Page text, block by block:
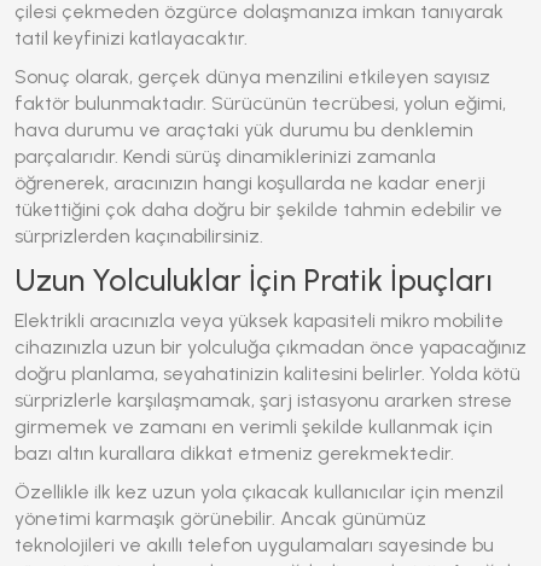
çilesi çekmeden özgürce dolaşmanıza imkan tanıyarak
tatil keyfinizi katlayacaktır.
Sonuç olarak, gerçek dünya menzilini etkileyen sayısız
faktör bulunmaktadır. Sürücünün tecrübesi, yolun eğimi,
hava durumu ve araçtaki yük durumu bu denklemin
parçalarıdır. Kendi sürüş dinamiklerinizi zamanla
öğrenerek, aracınızın hangi koşullarda ne kadar enerji
tükettiğini çok daha doğru bir şekilde tahmin edebilir ve
sürprizlerden kaçınabilirsiniz.
Uzun Yolculuklar İçin Pratik İpuçları
Elektrikli aracınızla veya yüksek kapasiteli mikro mobilite
cihazınızla uzun bir yolculuğa çıkmadan önce yapacağınız
doğru planlama, seyahatinizin kalitesini belirler. Yolda kötü
sürprizlerle karşılaşmamak, şarj istasyonu ararken strese
girmemek ve zamanı en verimli şekilde kullanmak için
bazı altın kurallara dikkat etmeniz gerekmektedir.
Özellikle ilk kez uzun yola çıkacak kullanıcılar için menzil
yönetimi karmaşık görünebilir. Ancak günümüz
teknolojileri ve akıllı telefon uygulamaları sayesinde bu